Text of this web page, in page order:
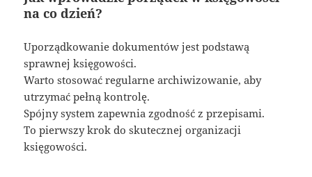
na co dzień?
Uporządkowanie dokumentów jest podstawą
sprawnej księgowości.
Warto stosować regularne archiwizowanie, aby
utrzymać pełną kontrolę.
Spójny system zapewnia zgodność z przepisami.
To pierwszy krok do skutecznej organizacji
księgowości.